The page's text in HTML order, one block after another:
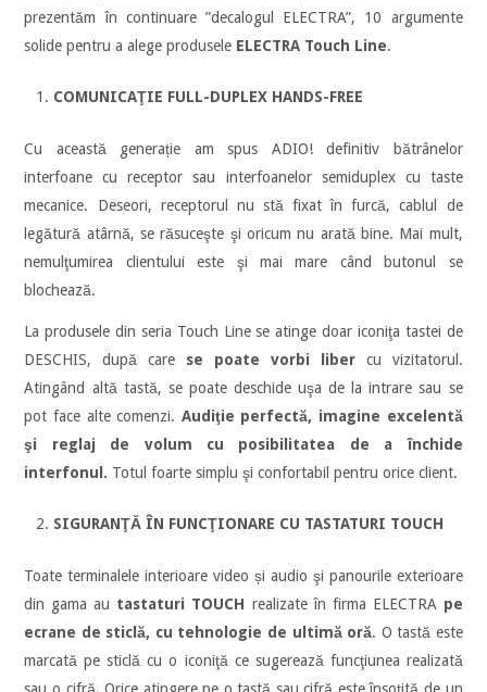
prezentăm în continuare ”decalogul ELECTRA”, 10 argumente
solide pentru a alege produsele ELECTRA Touch Line.
COMUNICAŢIE FULL-DUPLEX HANDS-FREE
Cu această generație am spus ADIO! definitiv bătrânelor
interfoane cu receptor sau interfoanelor semiduplex cu taste
mecanice. Deseori, receptorul nu stă fixat în furcă, cablul de
legătură atârnă, se răsuceşte şi oricum nu arată bine. Mai mult,
nemulţumirea clientului este şi mai mare când butonul se
blochează.
La produsele din seria Touch Line se atinge doar iconiţa tastei de
DESCHIS, după care se poate vorbi libercu vizitatorul.
Atingând altă tastă, se poate deschide uşa de la intrare sau se
pot face alte comenzi. Audiţie perfectă, imagine excelentă
şi reglaj de volum cu posibilitatea de a închide
interfonul. Totul foarte simplu şi confortabil pentru orice client.
SIGURANŢĂ ÎN FUNCŢIONARE CU TASTATURI TOUCH
Toate terminalele interioare video și audio şi panourile exterioare
din gama au tastaturi TOUCH realizate în firma ELECTRA pe
ecrane de sticlă, cu tehnologie de ultimă oră. O tastă este
marcată pe sticlă cu o iconiţă ce sugerează funcţiunea realizată